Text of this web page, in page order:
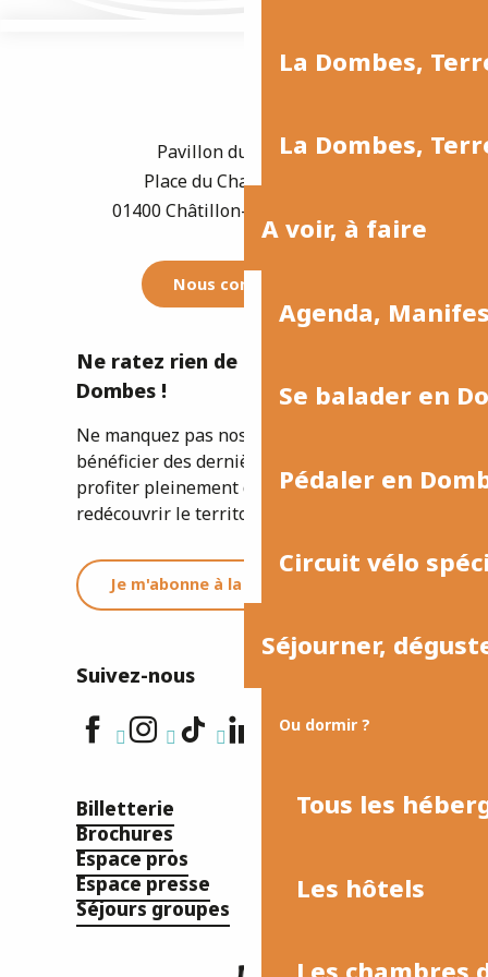
La Dombes,
La Dombes,
A voir, à faire
Agenda,
Se balader en
Pédaler en
Circuit vélo
Séjourner,
Ou dormir ?
Tous les
Les hôtels
Les chambres
Pavillon du Tourisme
Place du Champ de Foire
01400 Châtillon-sur-Chalaronne
Nous contacter
Ne ratez rien de l'actualité de la
Dombes !
Ne manquez pas nos newsletters pour
bénéficier des dernières informations et
profiter pleinement de votre séjour ou
redécouvrir le territoire.
Je m'abonne à la newsletter
Suivez-nous
Billetterie
Brochures
Espace pros
Espace presse
Séjours groupes